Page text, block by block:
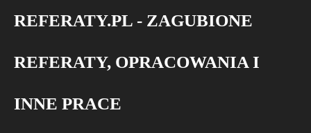
REFERATY.PL - ZAGUBIONE
REFERATY, OPRACOWANIA I
INNE PRACE